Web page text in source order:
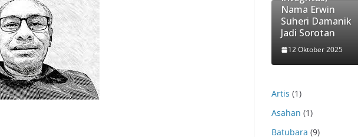
Nama Erwin
Suheri Damanik
Jadi Sorotan
12 Oktober 2025
Artis (1)
Asahan (1)
Batubara (9)